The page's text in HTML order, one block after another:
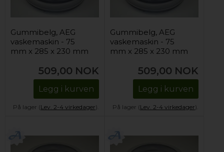
Gummibelg, AEG
vaskemaskin - 75
mm x 285 x 230 mm
509,00 NOK
Legg i kurven
På lager (Lev. 2-4 virkedager).
Gummibelg, AEG
vaskemaskin - 75
mm x 285 x 230 mm
509,00 NOK
Legg i kurven
På lager (Lev. 2-4 virkedager).